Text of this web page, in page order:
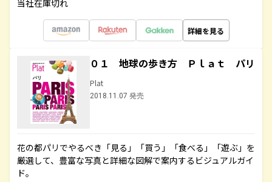
当社在庫切れ
詳細を見る
０１ 地球の歩き方 Ｐｌａｔ パリ
Plat
2018.11.07 発売
花の都パリでやるべき「見る」「買う」「食べる」「遊ぶ」を
厳選して、豊富な写真と詳細な図解で案内するビジュアルガイ
ド。